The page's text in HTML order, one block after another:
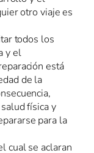
otro viaje es
todos los
y el
está
de la
física y
para la
cual se aclaran